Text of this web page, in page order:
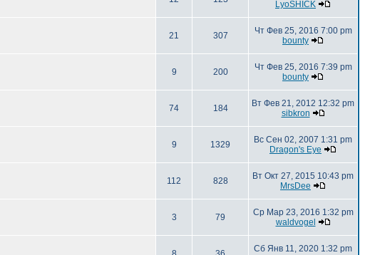
LyoSHICK
21 307
Чт Фев 25, 2016 7:00 pm
bounty
9 200
Чт Фев 25, 2016 7:39 pm
bounty
74 184
Вт Фев 21, 2012 12:32 pm
sibkron
9 1329
Вс Сен 02, 2007 1:31 pm
Dragon's Eye
112 828
Вт Окт 27, 2015 10:43 pm
MrsDee
3 79
Ср Мар 23, 2016 1:32 pm
waldvogel
Сб Янв 11, 2020 1:32 pm